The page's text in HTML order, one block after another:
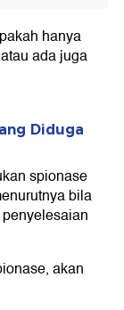
hanya
ada juga
Diduga
spionase
bila
akan